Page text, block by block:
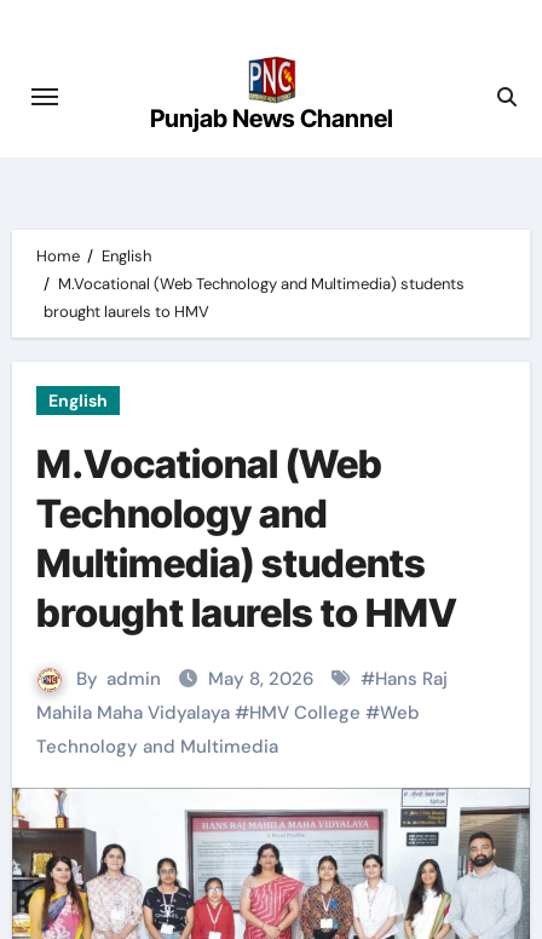
content
Punjab News Channel
Home
English
M.Vocational (Web Technology and Multimedia) students
brought laurels to HMV
English
M.Vocational (Web
Technology and
Multimedia) students
brought laurels to HMV
By admin May 8, 2026 #Hans Raj
Mahila Maha Vidyalaya#HMV College #Web
Technology and Multimedia